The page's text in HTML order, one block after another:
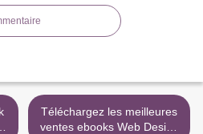
Téléchargez les meilleures
ventes ebooks Web Design